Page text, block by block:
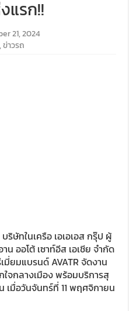
าวดี้กว่า 60 คัน เยี่ยมชม อาว
แรก!!
21, 2024
,ข่าวรถ
ษัทในเครือ เอเอเอส กรุ๊ป ผู้
ออโต้ เซาท์อีส เอเชีย จำกัด
ยมแบรนด์ AVATR จัดงาน
จกลางเมือง พร้อมบริการสุ
มื่อวันจันทร์ที่ 11 พฤศจิกายน